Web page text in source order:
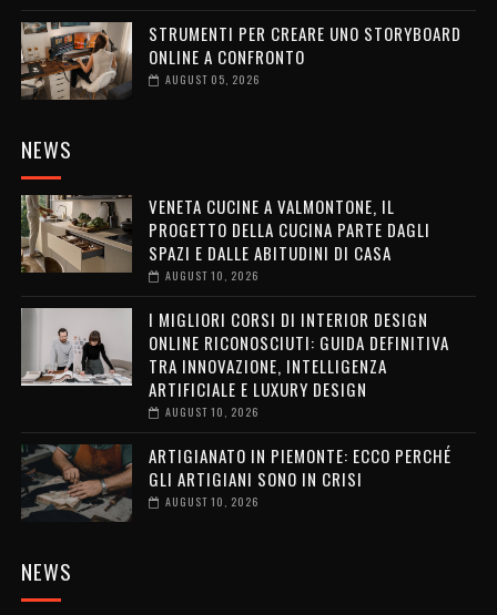
STRUMENTI PER CREARE UNO STORYBOARD
ONLINE A CONFRONTO
AUGUST 05, 2026
NEWS
VENETA CUCINE A VALMONTONE, IL
PROGETTO DELLA CUCINA PARTE DAGLI
SPAZI E DALLE ABITUDINI DI CASA
AUGUST 10, 2026
I MIGLIORI CORSI DI INTERIOR DESIGN
ONLINE RICONOSCIUTI: GUIDA DEFINITIVA
TRA INNOVAZIONE, INTELLIGENZA
ARTIFICIALE E LUXURY DESIGN
AUGUST 10, 2026
ARTIGIANATO IN PIEMONTE: ECCO PERCHÉ
GLI ARTIGIANI SONO IN CRISI
AUGUST 10, 2026
NEWS